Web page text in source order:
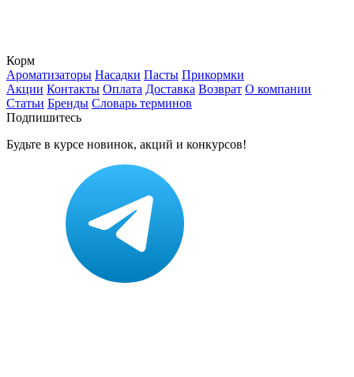
Корм
Ароматизаторы Насадки Пасты Прикормки
Акции Контакты Оплата Доставка Возврат О компании
Статьи Бренды Словарь терминов
Подпишитесь
Будьте в курсе новинок, акций и конкурсов!